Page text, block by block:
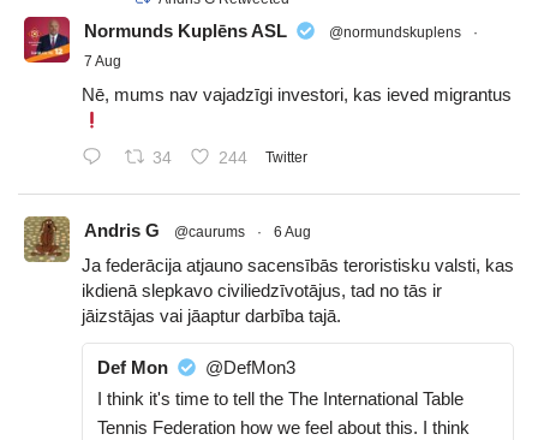
Normunds Kuplēns ASL @normundskuplens
·
7 Aug
Nē, mums nav vajadzīgi investori, kas ieved migrantus
34 244 Twitter
Andris G @caurums · 6 Aug
Ja federācija atjauno sacensībās teroristisku valsti, kas
ikdienā slepkavo civiliedzīvotājus, tad no tās ir
jāizstājas vai jāaptur darbība tajā.
Def Mon
@DefMon3
I think it's time to tell the The International Table
Tennis Federation how we feel about this. I think